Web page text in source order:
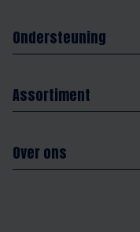
Ondersteuning
Assortiment
Over ons